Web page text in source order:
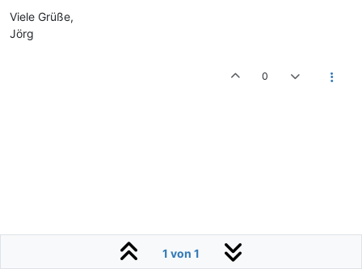
Viele Grüße,
Jörg
0
1 von 1